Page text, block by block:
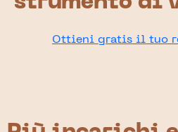
Ottieni gratis il tuo